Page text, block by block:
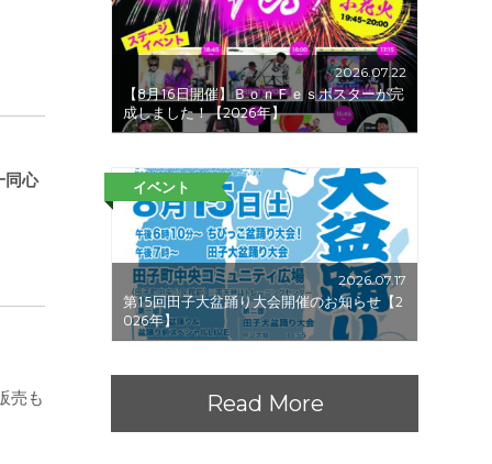
同心
売も
2026.07.22
【8月16日開催】ＢｏｎＦｅｓポスターが完
成しました！【2026年】
イベント
2026.07.17
第15回田子大盆踊り大会開催のお知らせ【2
026年】
Read More